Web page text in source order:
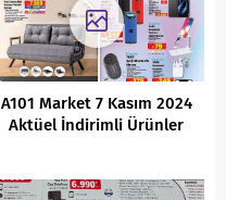
A101 Market 7 Kasım 2024
Aktüel İndirimli Ürünler